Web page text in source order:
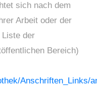
sich nach dem
Arbeit oder der
Liste der
Bereich)
Anschriften_Links/